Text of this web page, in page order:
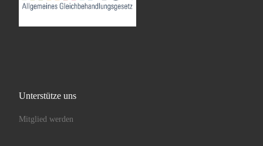
Unterstütze uns
Mitglied werden